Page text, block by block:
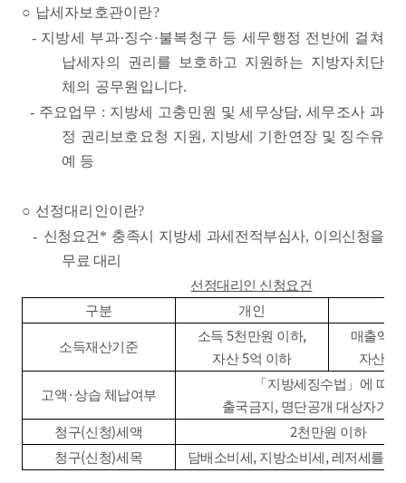
○ 납세자보호관이란?
- 지방세 부과·징수 ·불복청구 등 세무행정 전반에 걸쳐
납세자의 권리를 보호하고 지원하는 지방자치단
체의 공무원입니다.
- 주요업무 : 지방세 고충민원 및 세무상담,세무조사 과
정 권리보호요청 지원 , 지방세 기한연장 및 징수유
예 등
○ 선정대리인이란?
- 신청요건 * 충족시 지방세 과세전적부심사, 이의신청을
무료 대리
선정대리인 신청요건
구분
개인
소득재산기준
소득5천만원 이하,
자산5억 이하
매출액
자산
고액 ·상습 체납여부
「 지방세징수법 」 에 따른
출국금지 , 명단공개 대상자가
청구(신청)세액 2천만원 이하
청구(신청)세목 담배소비세 , 지방소비세 ,레저세를 제